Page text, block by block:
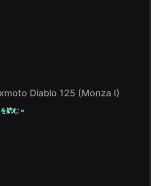
Diablo 125 (Monza I)
読む »